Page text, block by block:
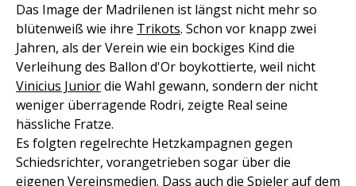
Das Image der Madrilenen ist längst nicht mehr so
blütenweiß wie ihre Trikots. Schon vor knapp zwei
Jahren, als der Verein wie ein bockiges Kind die
Verleihung des Ballon d'Or boykottierte, weil nicht
Vinicius Juniordie Wahl gewann, sondern der nicht
weniger überragende Rodri, zeigte Real seine
hässliche Fratze.
Es folgten regelrechte Hetzkampagnen gegen
Schiedsrichter, vorangetrieben sogar über die
eigenen Vereinsmedien. Dass auch die Spieler auf dem